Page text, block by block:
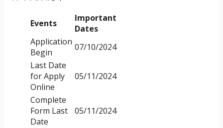
Events
Important
Dates
Application
Begin
07/10/2024
Last Date
for Apply
Online
05/11/2024
Complete
Form Last
Date
05/11/2024